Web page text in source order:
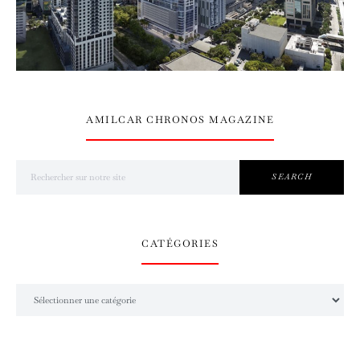
AMILCAR CHRONOS MAGAZINE
SEARCH
CATÉGORIES